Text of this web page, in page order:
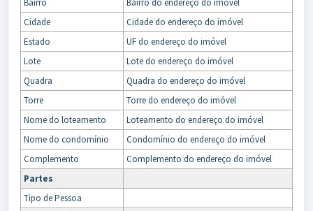
Bairro
Bairro do endereço do imóvel
Cidade
Cidade do endereço do imóvel
Estado
UF do endereço do imóvel
Lote
Lote do endereço do imóvel
Quadra
Quadra do endereço do imóvel
Torre
Torre do endereço do imóvel
Nome do loteamento
Loteamento do endereço do imóvel
Nome do condomínio
Condomínio do endereço do imóvel
Complemento
Complemento do endereço do imóvel
Partes
Tipo de Pessoa